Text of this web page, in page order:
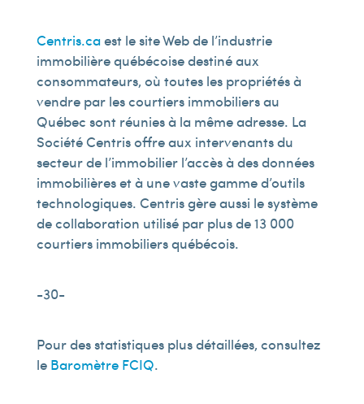
Centris.caest le site Web de l’industrie
immobilière québécoise destiné aux
consommateurs, où toutes les propriétés à
vendre par les courtiers immobiliers au
Québec sont réunies à la même adresse. La
Société Centris offre aux intervenants du
secteur de l’immobilier l’accès à des données
immobilières et à une vaste gamme d’outils
technologiques. Centris gère aussi le système
de collaboration utilisé par plus de 13 000
courtiers immobiliers québécois.
-30-
Pour des statistiques plus détaillées, consultez
le Baromètre FCIQ.